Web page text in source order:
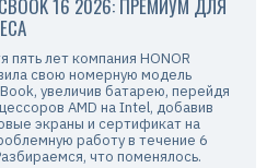
16 2026: ПРЕМИУМ ДЛЯ
пять лет компания HONOR
свою номерную модель
увеличив батарею, перейдя
AMD на Intel, добавив
экраны и сертификат на
работу в течение 6
что поменялось.